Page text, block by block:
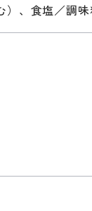
）、食塩／調